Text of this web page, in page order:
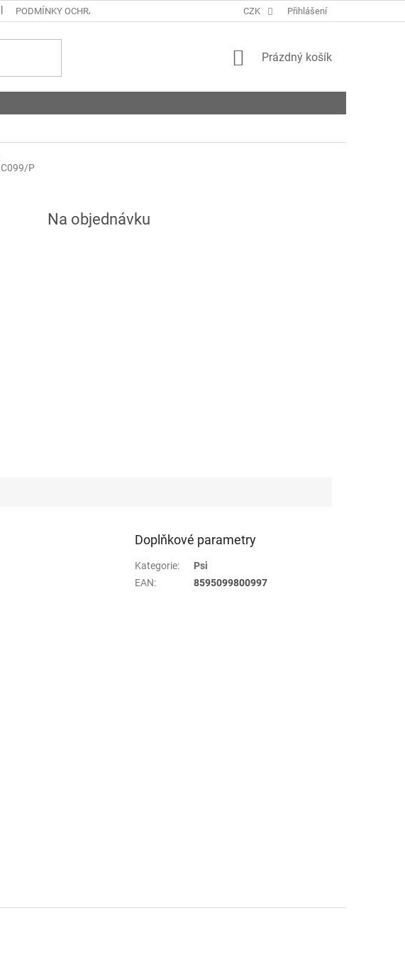
PODMÍNKY OCHRANY OSOBNÍCH ÚDAJŮ KONTAKTY NAPIŠTE NÁM
CZK Přihlášení
NÁKUPNÍ
Prázdný košík
C099/P
Na objednávku
Doplňkové parametry
Kategorie:
Psi
EAN: 8595099800997